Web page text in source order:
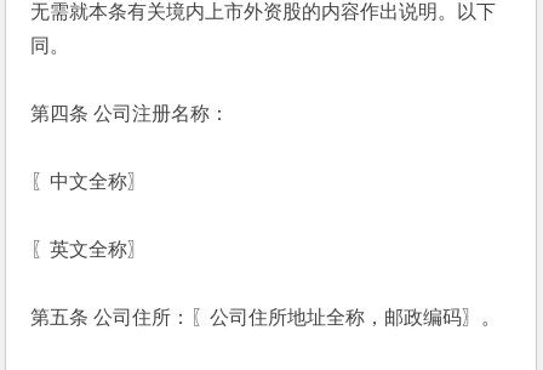
无需就本条有关境内上市外资股的内容作出说明。以下
同。
第四条 公司注册名称：
〖中文全称〗
〖英文全称〗
第五条 公司住所：〖公司住所地址全称，邮政编码〗。